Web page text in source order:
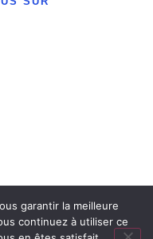
garantir la meilleure
continuez à utiliser ce